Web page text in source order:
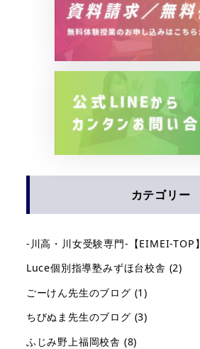
カテゴリー
-川高・川女受験専門-【EIMEI-TOP】
Luce個別指導塾みずほ台校舎 (2)
ごーけん先生のブログ (1)
ちびぬま先生のブログ (3)
ふじみ野上福岡校舎 (8)